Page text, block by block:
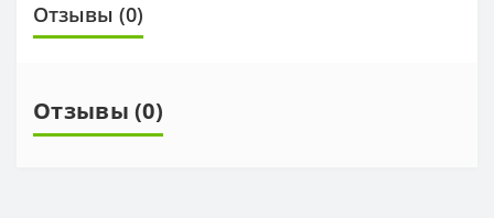
Отзывы (0)
Отзывы (0)